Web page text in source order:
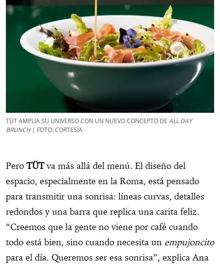
TÜT AMPLIA SU UNIVERSO CON UN NUEVO CONCEPTO DE ALL DAY
BRUNCH| FOTO: CORTESÍA
PeroTÜTva más allá del menú. El diseño del
espacio, especialmente en la Roma, está pensado
para transmitir una sonrisa: líneas curvas, detalles
redondos y una barra que replica una carita feliz.
“Creemos que la gente no viene por café cuando
todo está bien, sino cuando necesita un empujoncito
para el día. Queremos ser esa sonrisa”, explica Ana